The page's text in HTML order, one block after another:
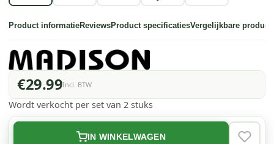
Product informatieReviewsProduct specificatiesVergelijkbare
€29.99Incl. BTW
Wordt verkocht per set van 2 stuks
IN WINKELWAGEN